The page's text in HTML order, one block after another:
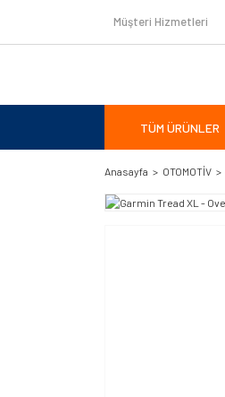
Müşteri Hizmetleri
TÜM ÜRÜNLER
Anasayfa OTOMOTİV